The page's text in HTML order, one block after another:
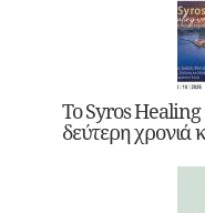
Το Syros Healing
δεύτερη χρονιά